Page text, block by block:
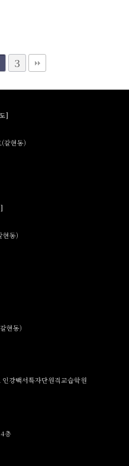
3
]
갈현동)
현동)
현동)
강백서특자단원격교습학원
층